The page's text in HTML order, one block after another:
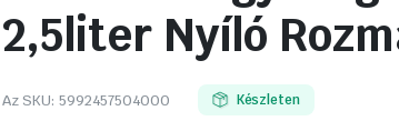
2,5liter Nyíló
Az SKU: 5992457504000 Készleten